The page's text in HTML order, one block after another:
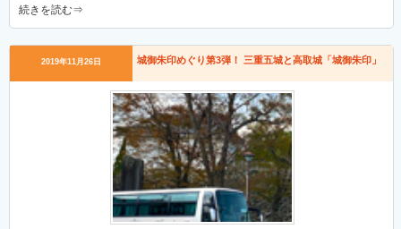
続きを読む⇒
2019年11月26日 城御朱印めぐり第3弾！ 三重五城と高取城「城御朱印」